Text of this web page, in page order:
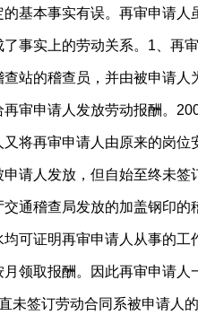
基本事实有误。再审申请人
事实上的劳动关系。1、再
站的稽查员，并由被申请人
审申请人发放劳动报酬。
将再审申请人由原来的岗位
请人发放，但自始至终未签
通稽查局发放的加盖钢印的
可证明再审申请人从事的工
领取报酬。因此再审申请人
未签订劳动合同系被申请人